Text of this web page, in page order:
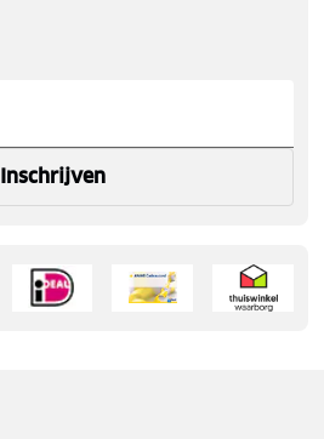
Inschrijven